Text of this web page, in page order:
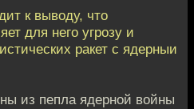
к выводу, что
для него угрозу и
ракет с ядерныи
из пепла ядерной войны